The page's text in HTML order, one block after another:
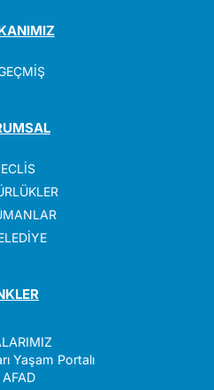
Yaşam Portalı
AFAD